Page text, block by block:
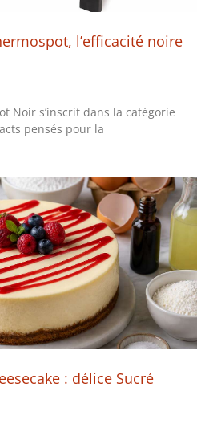
l’efficacité noire
Noir s’inscrit dans la catégorie
pensés pour la
: délice Sucré